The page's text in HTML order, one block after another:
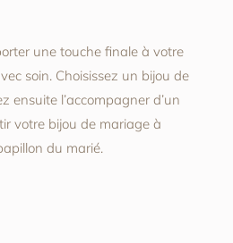
une touche finale à votre
soin. Choisissez un bijou de
ensuite l’accompagner d’un
votre bijou de mariage à
du marié.